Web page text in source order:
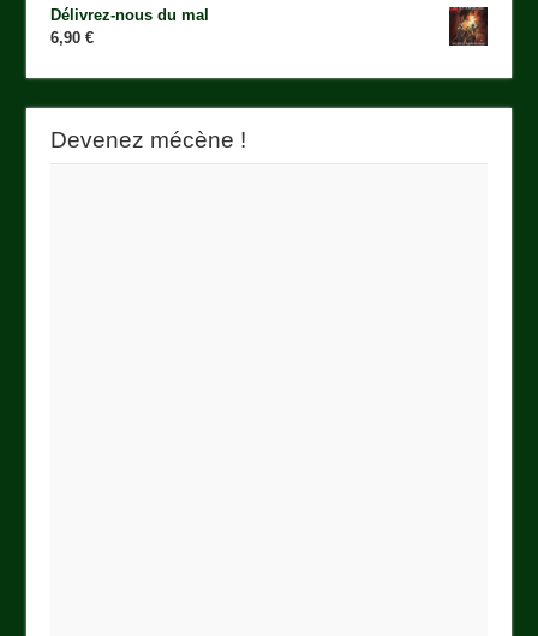
Délivrez-nous du mal
6,90€
Devenez mécène !